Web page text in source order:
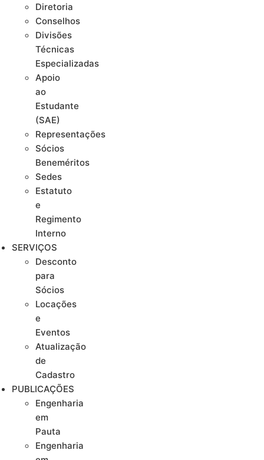
Diretoria
Conselhos
Divisões
Técnicas
Especializadas
Apoio
ao
Estudante
(SAE)
Representações
Sócios
Beneméritos
Sedes
Estatuto
e
Regimento
Interno
SERVIÇOS
Desconto
para
Sócios
Locações
e
Eventos
Atualização
de
Cadastro
PUBLICAÇÕES
Engenharia
em
Pauta
Engenharia